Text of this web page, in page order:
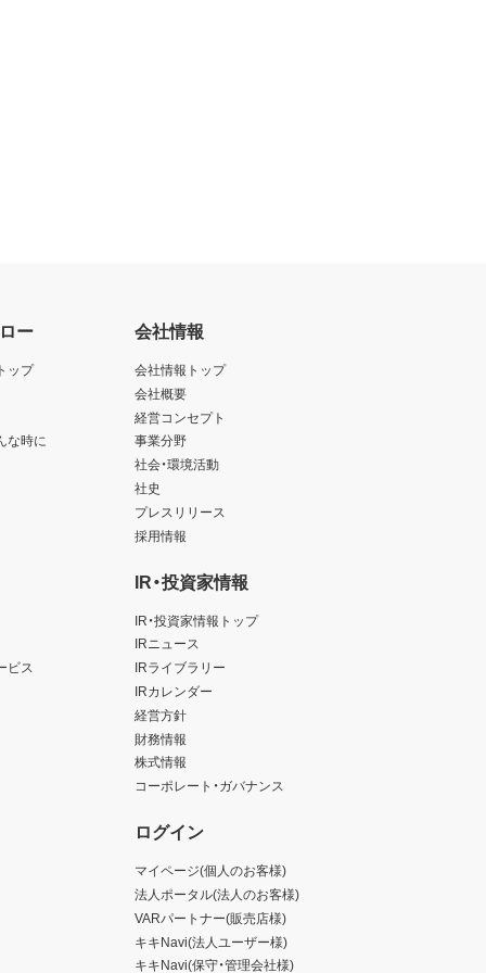
ー
ップ
な時に
ビス
会社情報
会社情報トップ
会社概要
経営コンセプト
事業分野
社会・環境活動
社史
プレスリリース
採用情報
IR・投資家情報
IR・投資家情報トップ
IRニュース
IRライブラリー
IRカレンダー
経営方針
財務情報
株式情報
コーポレート・ガバナンス
ログイン
マイページ(個人のお客様)
法人ポータル(法人のお客様)
VARパートナー(販売店様)
キキNavi(法人ユーザー様)
キキNavi(保守・管理会社様)